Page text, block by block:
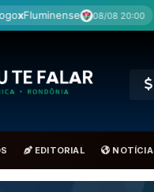
BRA Cruzeirox
EDITORIAL